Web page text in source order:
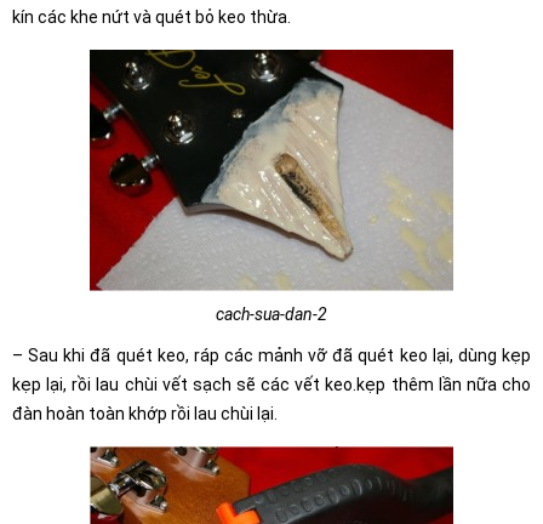
kín các khe nứt và quét bỏ keo thừa.
cach-sua-dan-2
– Sau khi đã quét keo, ráp các mảnh vỡ đã quét keo lại, dùng kẹp
kẹp lại, rồi lau chùi vết sạch sẽ các vết keo.kẹp thêm lần nữa cho
đàn hoàn toàn khớp rồi lau chùi lại.